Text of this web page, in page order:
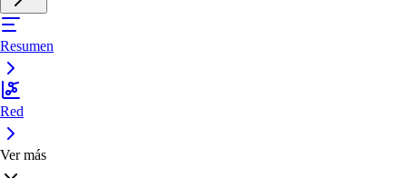
Resumen
Red
Ver más